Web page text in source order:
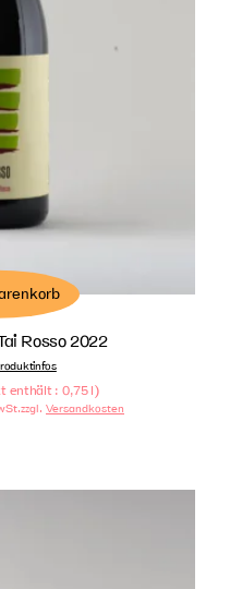
Rosso 2022
enthält : 0,75 l)
zzgl. Versandkosten